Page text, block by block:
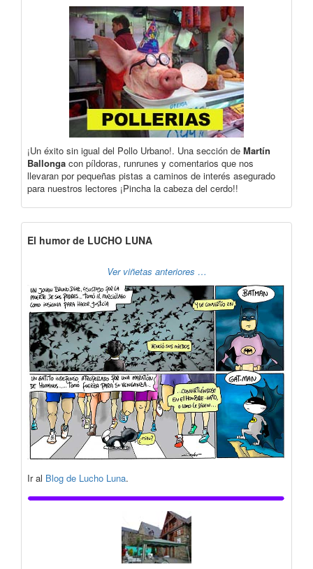
¡Un éxito sin igual del Pollo Urbano!. Una sección de Martín
Ballonga con píldoras, runrunes y comentarios que nos
llevaran por pequeñas pistas a caminos de interés asegurado
para nuestros lectores ¡Pincha la cabeza del cerdo!!
El humor de LUCHO LUNA
Ver viñetas anteriores …
Ir al Blog de Lucho Luna.